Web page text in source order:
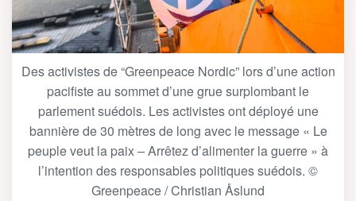
Des activistes de “Greenpeace Nordic” lors d’une action
pacifiste au sommet d’une grue surplombant le
parlement suédois. Les activistes ont déployé une
bannière de 30 mètres de long avec le message « Le
peuple veut la paix – Arrêtez d’alimenter la guerre » à
l’intention des responsables politiques suédois. ©
Greenpeace / Christian Åslund